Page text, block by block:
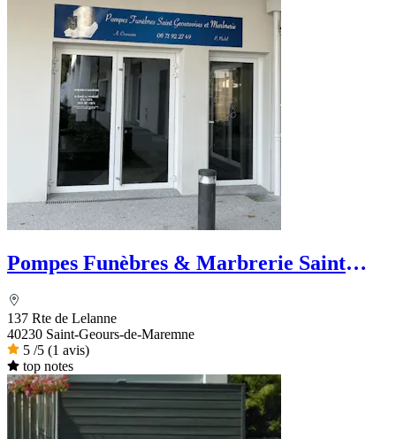
Pompes Funèbres & Marbrerie Saint
137 Rte de Lelanne
40230 Saint-Geours-de-Maremne
5 /5 (1 avis)
top notes